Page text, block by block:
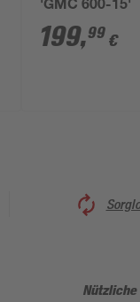
'GMC 600-15'
199,99 €
Nützliche